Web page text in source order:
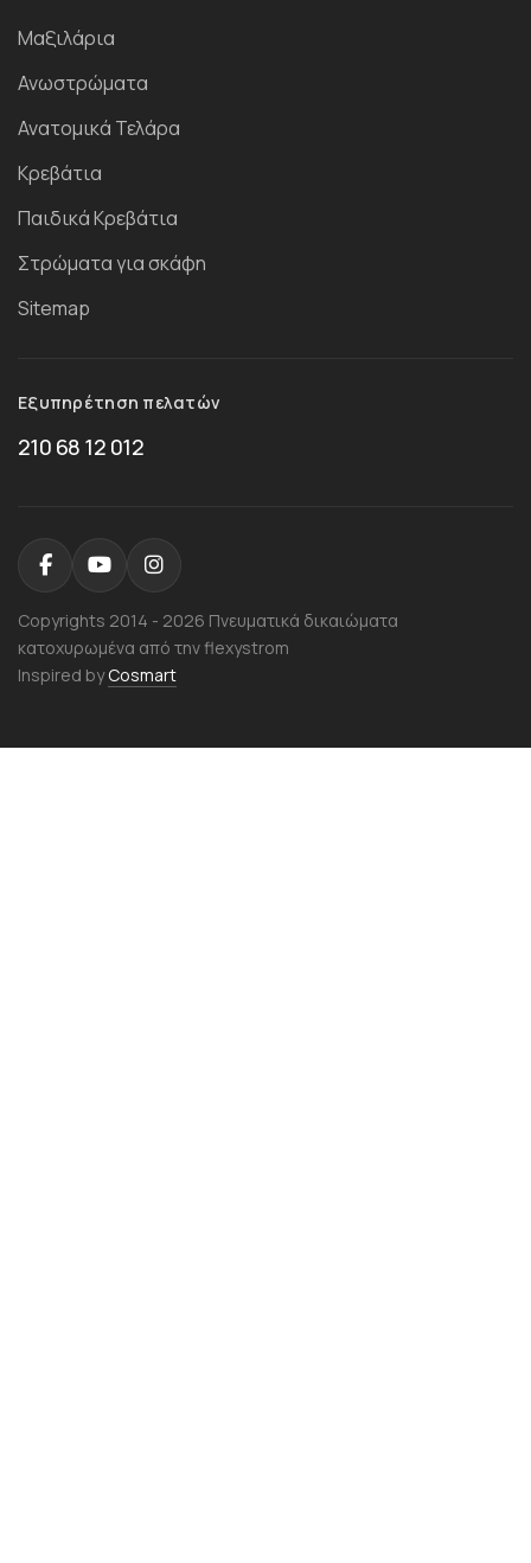
Μαξιλάρια
Ανωστρώματα
Ανατομικά Τελάρα
Κρεβάτια
Παιδικά Κρεβάτια
Στρώματα για σκάφη
Sitemap
Εξυπηρέτηση πελατών
210 68 12 012
Copyrights 2014 - 2026 Πνευματικά δικαιώματα
κατοχυρωμένα από την flexystrom
Inspired byCosmart